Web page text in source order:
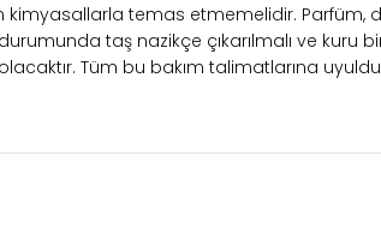
temas etmemelidir. Parfüm,
taş nazikçe çıkarılmalı ve
Tüm bu bakım talimatlarına